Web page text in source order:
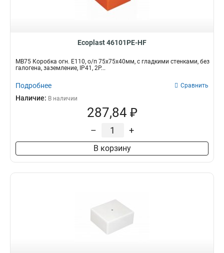
Ecoplast 46101PE-HF
MB75 Коробка огн. E110, о/п 75х75х40мм, с гладкими стенками, без
галогена, заземление, IP41, 2P...
Подробнее Сравнить
Наличие: В наличии
287,84 ₽
– +
В корзину